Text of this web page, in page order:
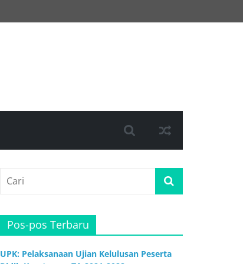
Pos-pos Terbaru
UPK: Pelaksanaan Ujian Kelulusan Peserta